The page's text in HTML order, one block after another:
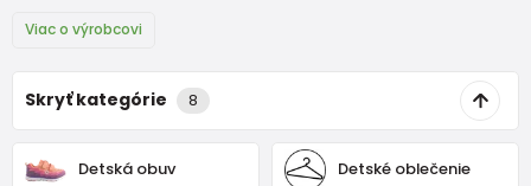
a štýlový dizajn.
Viac o výrobcovi
Skryť kategórie 8
Detská obuv Detské oblečenie